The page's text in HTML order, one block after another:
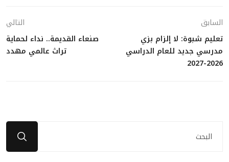
السابق
تعليم شبوة: لا إلزام بزي
مدرسي جديد للعام الدراسي
2026-2027
التالي
صنعاء القديمة.. نداء لحماية
تراث عالمي مهدد